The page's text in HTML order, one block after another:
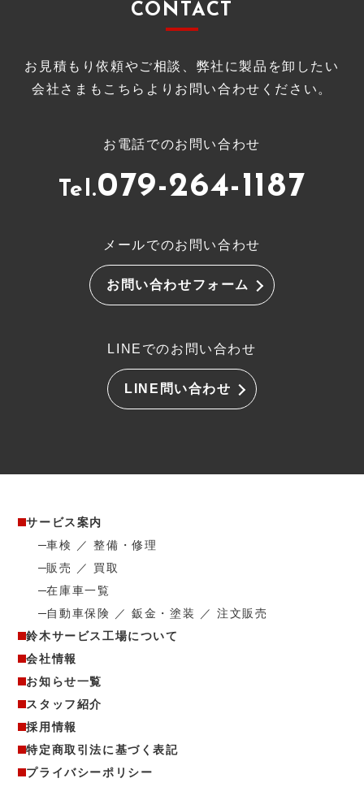
CONTACT
お見積もり依頼やご相談、弊社に製品を卸したい
会社さまもこちらよりお問い合わせください。
お電話でのお問い合わせ
Tel.079-264-1187
メールでのお問い合わせ
お問い合わせフォーム
LINEでのお問い合わせ
LINE問い合わせ
サービス案内
車検 ／ 整備・修理
販売 ／ 買取
在庫車一覧
自動車保険 ／ 鈑金・塗装 ／ 注文販売
鈴木サービス工場について
会社情報
お知らせ一覧
スタッフ紹介
採用情報
特定商取引法に基づく表記
プライバシーポリシー